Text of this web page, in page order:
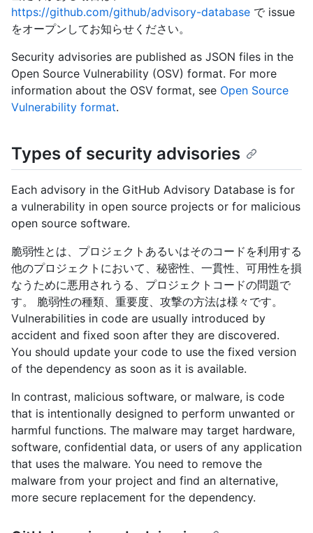
https://github.com/github/advisory-database で issue
をオープンしてお知らせください。
Security advisories are published as JSON files in the
Open Source Vulnerability (OSV) format. For more
information about the OSV format, see Open Source
Vulnerability format.
Types of security advisories
Each advisory in the GitHub Advisory Database is for
a vulnerability in open source projects or for malicious
open source software.
脆弱性とは、プロジェクトあるいはそのコードを利用する
他のプロジェクトにおいて、秘密性、一貫性、可用性を損
なうために悪用されうる、プロジェクトコードの問題で
す。 脆弱性の種類、重要度、攻撃の方法は様々です。
Vulnerabilities in code are usually introduced by
accident and fixed soon after they are discovered.
You should update your code to use the fixed version
of the dependency as soon as it is available.
In contrast, malicious software, or malware, is code
that is intentionally designed to perform unwanted or
harmful functions. The malware may target hardware,
software, confidential data, or users of any application
that uses the malware. You need to remove the
malware from your project and find an alternative,
more secure replacement for the dependency.